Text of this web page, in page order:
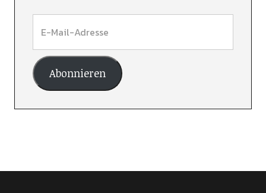
Abonnieren